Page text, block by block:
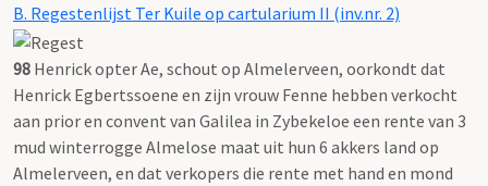
B. Regestenlijst Ter Kuile op cartularium II (inv.nr. 2)
98 Henrick opter Ae, schout op Almelerveen, oorkondt dat
Henrick Egbertssoene en zijn vrouw Fenne hebben verkocht
aan prior en convent van Galilea in Zybekeloe een rente van 3
mud winterrogge Almelose maat uit hun 6 akkers land op
Almelerveen, en dat verkopers die rente met hand en mond